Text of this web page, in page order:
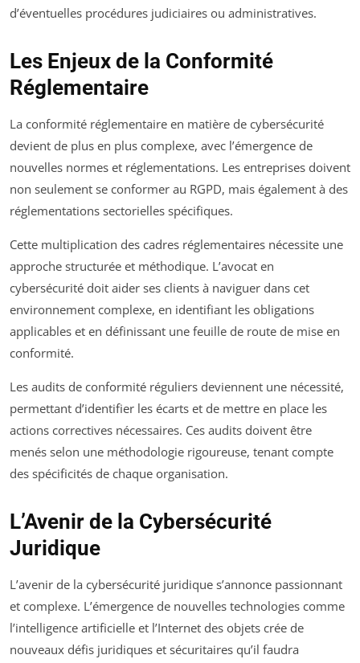
d’éventuelles procédures judiciaires ou administratives.
Les Enjeux de la Conformité
Réglementaire
La conformité réglementaire en matière de cybersécurité
devient de plus en plus complexe, avec l’émergence de
nouvelles normes et réglementations. Les entreprises doivent
non seulement se conformer au RGPD, mais également à des
réglementations sectorielles spécifiques.
Cette multiplication des cadres réglementaires nécessite une
approche structurée et méthodique. L’avocat en
cybersécurité doit aider ses clients à naviguer dans cet
environnement complexe, en identifiant les obligations
applicables et en définissant une feuille de route de mise en
conformité.
Les audits de conformité réguliers deviennent une nécessité,
permettant d’identifier les écarts et de mettre en place les
actions correctives nécessaires. Ces audits doivent être
menés selon une méthodologie rigoureuse, tenant compte
des spécificités de chaque organisation.
L’Avenir de la Cybersécurité
Juridique
L’avenir de la cybersécurité juridique s’annonce passionnant
et complexe. L’émergence de nouvelles technologies comme
l’intelligence artificielle et l’Internet des objets crée de
nouveaux défis juridiques et sécuritaires qu’il faudra